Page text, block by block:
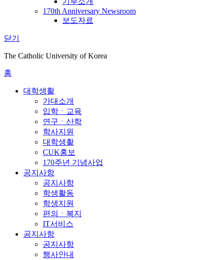
170th Anniversary Newsroom
보도자료
닫기
The Catholic University of Korea
홈
대학생활
가대소개
입학ㆍ교육
연구ㆍ산학
학사지원
대학생활
CUK홍보
170주년 기념사업
공지사항
공지사항
학생활동
학생지원
편의ㆍ복지
IT서비스
공지사항
공지사항
행사안내